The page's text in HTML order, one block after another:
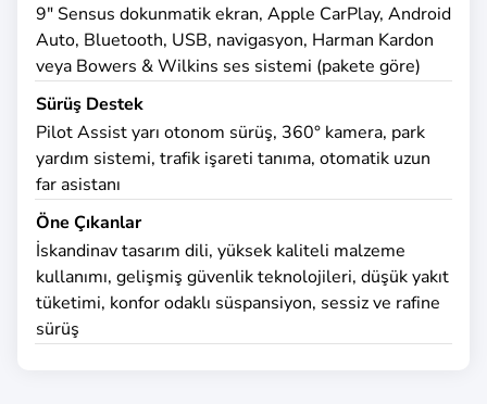
9" Sensus dokunmatik ekran, Apple CarPlay, Android
Auto, Bluetooth, USB, navigasyon, Harman Kardon
veya Bowers & Wilkins ses sistemi (pakete göre)
Sürüş Destek
Pilot Assist yarı otonom sürüş, 360° kamera, park
yardım sistemi, trafik işareti tanıma, otomatik uzun
far asistanı
Öne Çıkanlar
İskandinav tasarım dili, yüksek kaliteli malzeme
kullanımı, gelişmiş güvenlik teknolojileri, düşük yakıt
tüketimi, konfor odaklı süspansiyon, sessiz ve rafine
sürüş